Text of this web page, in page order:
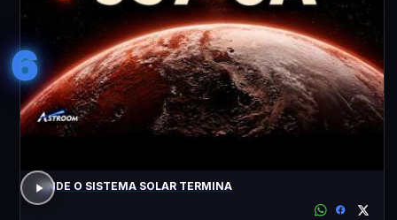
6
ONDE O SISTEMA SOLAR TERMINA